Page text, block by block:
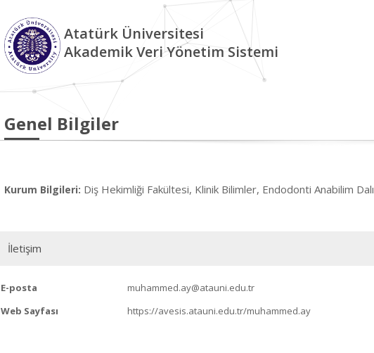
Atatürk Üniversitesi
Akademik Veri Yönetim Sistemi
Genel Bilgiler
Kurum Bilgileri: Diş Hekimliği Fakültesi, Klinik Bilimler, Endodonti Anabilim Dalı
İletişim
E-posta
muhammed.ay@atauni.edu.tr
Web Sayfası
https://avesis.atauni.edu.tr/muhammed.ay